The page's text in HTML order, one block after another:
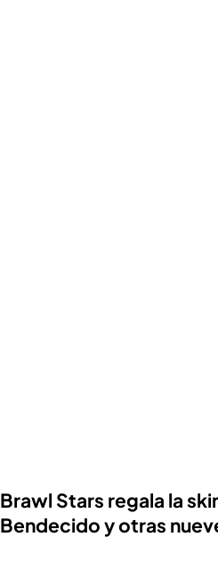
Brawl Stars regala la
Bendecido y otras